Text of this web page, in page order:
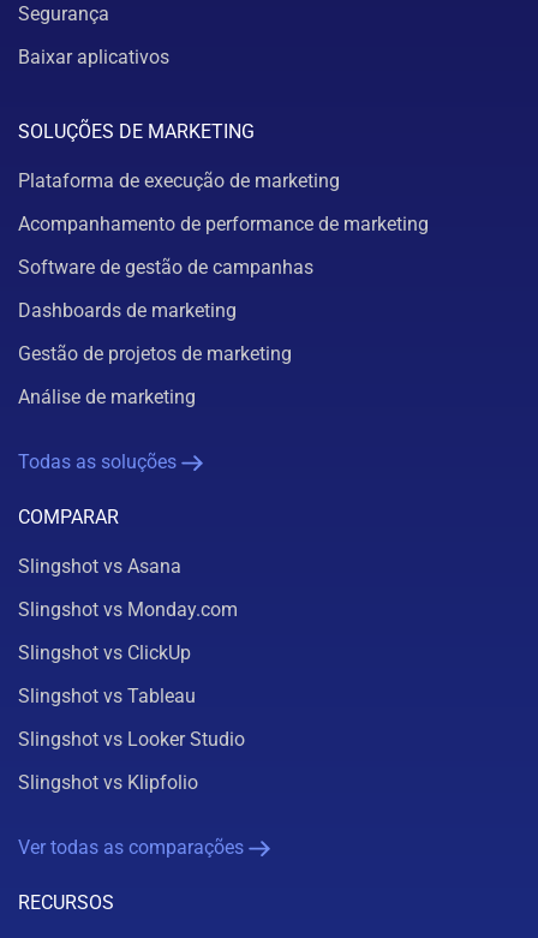
Segurança
Baixar aplicativos
SOLUÇÕES DE MARKETING
Plataforma de execução de marketing
Acompanhamento de performance de marketing
Software de gestão de campanhas
Dashboards de marketing
Gestão de projetos de marketing
Análise de marketing
Todas as soluções
COMPARAR
Slingshot vs Asana
Slingshot vs Monday.com
Slingshot vs ClickUp
Slingshot vs Tableau
Slingshot vs Looker Studio
Slingshot vs Klipfolio
Ver todas as comparações
RECURSOS